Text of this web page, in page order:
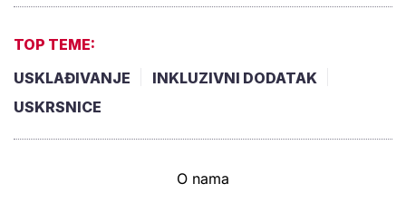
TOP TEME:
USKLAĐIVANJE
INKLUZIVNI DODATAK
USKRSNICE
O nama